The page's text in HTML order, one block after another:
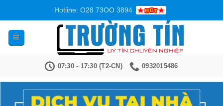
nội
dung
Hotline: O28 73OO 3894
07:30 - 17:30 (T2-CN) 0932015486